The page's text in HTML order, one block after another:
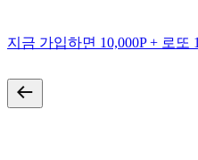
지금 가입하면 10,000P + 로또